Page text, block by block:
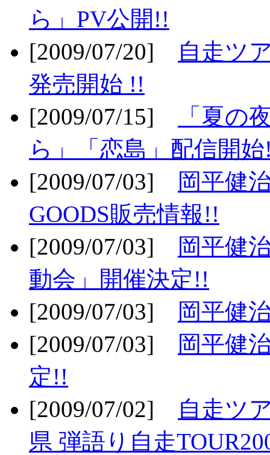
ら」PV公開!!
[2009/07/20]
自走ツ
発売開始 !!
[2009/07/15]
「夏の
ら」「恋島」配信開
[2009/07/03]
岡平健
GOODS販売情報!!
[2009/07/03]
岡平健
動会」開催決定!!
[2009/07/03]
岡平健
[2009/07/03]
岡平健
定!!
[2009/07/02]
自走ツ
県 弾語り自走